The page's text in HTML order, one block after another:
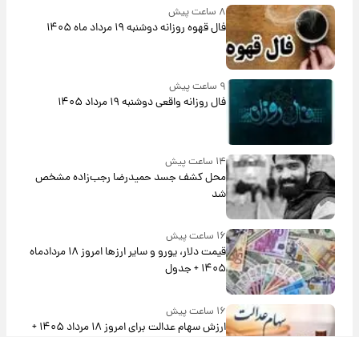
۸ ساعت پیش
فال قهوه روزانه دوشنبه ۱۹ مرداد ماه ۱۴۰۵
فال روزانه واقعی دوشنبه ۱۹ مرداد ۱۴۰۵
۱۴ ساعت پیش
محل کشف جسد حمیدرضا رجب‌زاده مشخص
شد
۱۶ ساعت پیش
قیمت دلار، یورو و سایر ارزها امروز ۱۸ مردادماه
۱۴۰۵ + جدول
۱۶ ساعت پیش
ارزش سهام عدالت برای امروز ۱۸ مرداد ۱۴۰۵ +